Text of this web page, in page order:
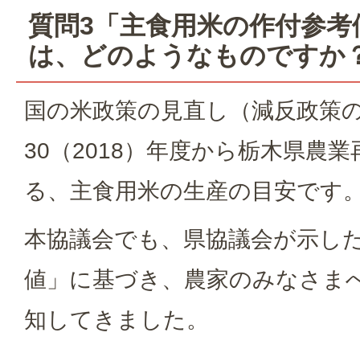
質問3「主食用米の作付参
は、どのようなものですか
国の米政策の見直し（減反政策
30（2018）年度から栃木県農
る、主食用米の生産の目安です
本協議会でも、県協議会が示し
値」に基づき、農家のみなさま
知してきました。